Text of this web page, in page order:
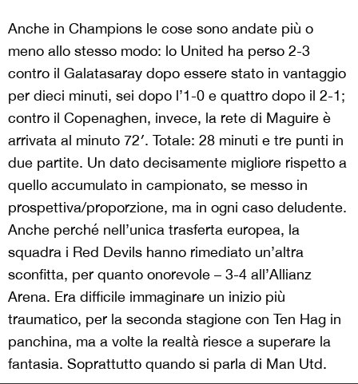
Anche in Champions le cose sono andate più o
meno allo stesso modo: lo United ha perso 2-3
contro il Galatasaray dopo essere stato in vantaggio
per dieci minuti, sei dopo l’1-0 e quattro dopo il 2-1;
contro il Copenaghen, invece, la rete di Maguire è
arrivata al minuto 72′. Totale: 28 minuti e tre punti in
due partite. Un dato decisamente migliore rispetto a
quello accumulato in campionato, se messo in
prospettiva/proporzione, ma in ogni caso deludente.
Anche perché nell’unica trasferta europea, la
squadra i Red Devils hanno rimediato un’altra
sconfitta, per quanto onorevole – 3-4 all’Allianz
Arena. Era difficile immaginare un inizio più
traumatico, per la seconda stagione con Ten Hag in
panchina, ma a volte la realtà riesce a superare la
fantasia. Soprattutto quando si parla di Man Utd.